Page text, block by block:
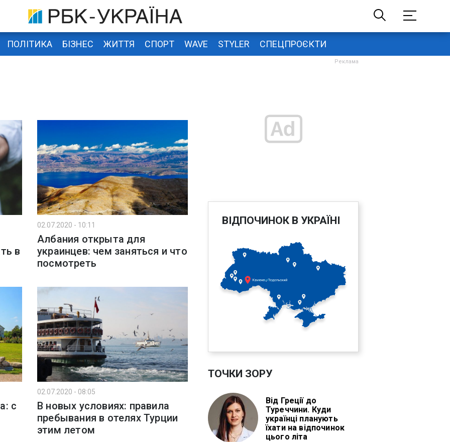
ПОЛІТИКА БІЗНЕС ЖИТТЯ СПОРТ WAVE STYLER СПЕЦПРОЄКТИ
в
02.07.2020 - 10:11
Албания открыта для
украинцев: чем заняться и что
посмотреть
с
02.07.2020 - 08:05
В новых условиях: правила
пребывания в отелях Турции
этим летом
ВІДПОЧИНОК В УКРАЇНІ
ТОЧКИ ЗОРУ
Від Греції до
Туреччини. Куди
українці планують
їхати на відпочинок
цього літа